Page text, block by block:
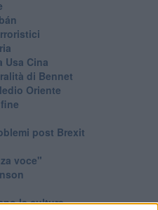
Usa Cina
di Bennet
Oriente
post Brexit
voce"
le culture